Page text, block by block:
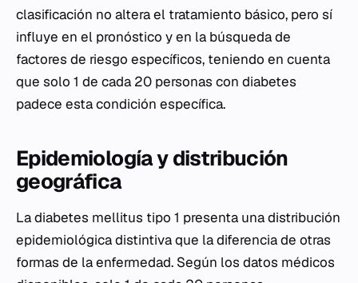
clasificación no altera el tratamiento básico, pero sí
influye en el pronóstico y en la búsqueda de
factores de riesgo específicos, teniendo en cuenta
que solo 1 de cada 20 personas con diabetes
padece esta condición específica.
Epidemiología y distribución
geográfica
La diabetes mellitus tipo 1 presenta una distribución
epidemiológica distintiva que la diferencia de otras
formas de la enfermedad. Según los datos médicos